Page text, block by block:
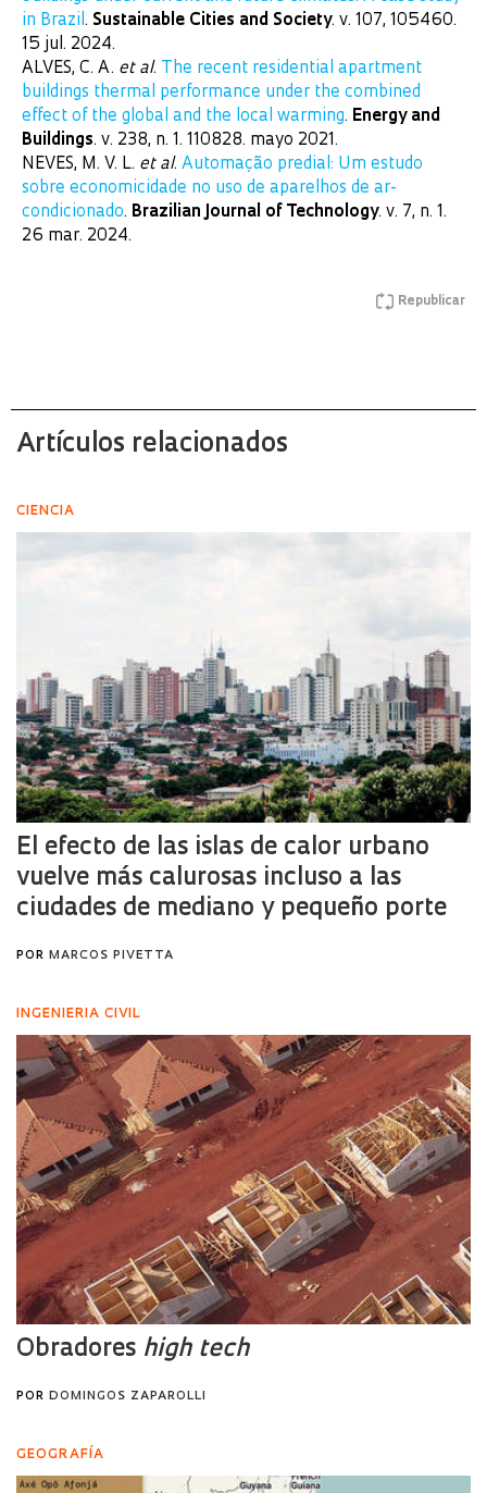
in Brazil . Sustainable Cities and Society. v. 107, 105460.
15 jul. 2024.
ALVES, C. A. et al.
The recent residential apartment
buildings thermal performance under the combined
effect of the global and the local warming. Energy and
Buildings. v. 238, n. 1. 110828. mayo 2021.
NEVES, M. V. L. et al. Automação predial: Um estudo
sobre economicidade no uso de aparelhos de ar-
condicionado. Brazilian Journal of Technology. v. 7, n. 1.
26 mar. 2024.
Republicar